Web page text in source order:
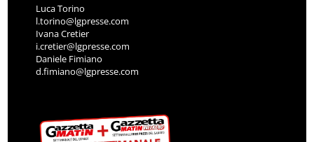
Luca Torino
l.torino@lgpresse.com
Ivana Cretier
i.cretier@lgpresse.com
Daniele Fimiano
d.fimiano@lgpresse.com